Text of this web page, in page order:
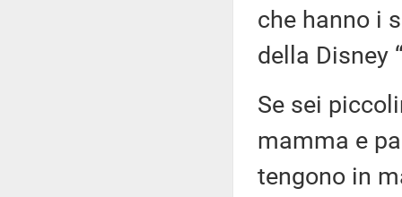
che hanno i
della Disney
Se sei
mamma e
tengono in